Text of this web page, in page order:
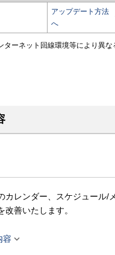
アップデート方法
へ
ターネット回線環境等により異な
カレンダー、スケジュール/
改善いたします。
容 